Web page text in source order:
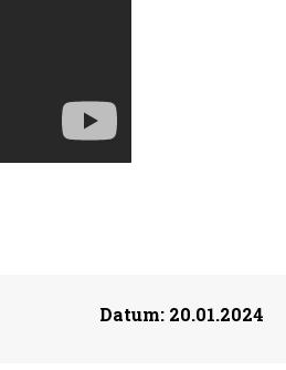
Datum:20.01.2024